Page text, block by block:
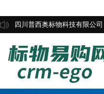
四川普西奥标物科技有限公司